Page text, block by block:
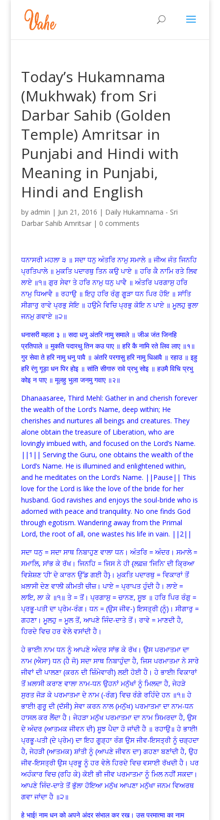
Today’s Hukamnama
(Mukhwak) from Sri
Darbar Sahib (Golden
Temple) Amritsar in
Punjabi and Hindi with
Meaning in Punjabi,
Hindi and English
by admin | Jun 21, 2016 | Daily Hukamnama - Sri
Darbar Sahib Amritsar| 0 comments
ਧਨਾਸਰੀ ਮਹਲਾ ੩ ॥ ਸਦਾ ਧਨੁ ਅੰਤਰਿ ਨਾਮੁ ਸਮਾਲੇ ॥ ਜੀਅ ਜੰਤ ਜਿਨਹਿ
ਪ੍ਰਤਿਪਾਲੇ ॥ ਮੁਕਤਿ ਪਦਾਰਥੁ ਤਿਨ ਕਉ ਪਾਏ ॥ ਹਰਿ ਕੈ ਨਾਮਿ ਰਤੇ ਲਿਵ
ਲਾਏ ॥੧॥ ਗੁਰ ਸੇਵਾ ਤੇ ਹਰਿ ਨਾਮੁ ਧਨੁ ਪਾਵੈ ॥ ਅੰਤਰਿ ਪਰਗਾਸੁ ਹਰਿ
ਨਾਮੁ ਧਿਆਵੈ ॥ ਰਹਾਉ ॥ ਇਹੁ ਹਰਿ ਰੰਗੁ ਗੂੜਾ ਧਨ ਪਿਰ ਹੋਇ ॥ ਸਾਂਤਿ
ਸੀਗਾਰੁ ਰਾਵੇ ਪ੍ਰਭੁ ਸੋਇ ॥ ਹਉਮੈ ਵਿਚਿ ਪ੍ਰਭੁ ਕੋਇ ਨ ਪਾਏ ॥ ਮੂਲਹੁ ਭੁਲਾ
ਜਨਮੁ ਗਵਾਏ ॥੨॥
धनासरी महला ३ ॥ सदा धनु अंतरि नामु समाले ॥ जीअ जंत जिनहि
प्रतिपाले ॥ मुकति पदारथु तिन कउ पाए ॥ हरि कै नामि रते लिव लाए ॥१॥
गुर सेवा ते हरि नामु धनु पावै ॥ अंतरि परगासु हरि नामु धिआवै ॥ रहाउ ॥ इहु
हरि रंगु गूड़ा धन पिर होइ ॥ सांति सीगारु रावे प्रभु सोइ ॥ हउमै विचि प्रभु
कोइ न पाए ॥ मूलहु भुला जनमु गवाए ॥२॥
Dhanaasaree, Third Mehl: Gather in and cherish forever
the wealth of the Lord’s Name, deep within; He
cherishes and nurtures all beings and creatures. They
alone obtain the treasure of Liberation, who are
lovingly imbued with, and focused on the Lord’s Name.
||1|| Serving the Guru, one obtains the wealth of the
Lord’s Name. He is illumined and enlightened within,
and he meditates on the Lord’s Name. ||Pause|| This
love for the Lord is like the love of the bride for her
husband. God ravishes and enjoys the soul-bride who is
adorned with peace and tranquility. No one finds God
through egotism. Wandering away from the Primal
Lord, the root of all, one wastes his life in vain. ||2||
ਸਦਾ ਧਨੁ = ਸਦਾ ਸਾਥ ਨਿਬਾਹੁਣ ਵਾਲਾ ਧਨ। ਅੰਤਰਿ = ਅੰਦਰ। ਸਮਾਲੇ =
ਸਮਾਲਿ, ਸਾਂਭ ਕੇ ਰੱਖ। ਜਿਨਹਿ = ਜਿਸ ਨੇ ਹੀ {ਲਫ਼ਜ਼ ‘ਜਿਨਿ’ ਦੀ ਕ੍ਰਿਆ
ਵਿਸ਼ੇਸ਼ਣ ‘ਹੀ’ ਦੇ ਕਾਰਨ ਉੱਡ ਗਈ ਹੈ}। ਮੁਕਤਿ ਪਦਾਰਥੁ = ਵਿਕਾਰਾਂ ਤੋਂ
ਖ਼ਲਾਸੀ ਦੇਣ ਵਾਲੀ ਕੀਮਤੀ ਚੀਜ਼। ਪਾਏ = ਪ੍ਰਾਪਤ ਹੁੰਦੀ ਹੈ। ਲਾਏ =
ਲਾਇ, ਲਾ ਕੇ ॥੧॥ ਤੇ = ਤੋਂ। ਪ੍ਰਗਾਸੁ = ਚਾਨਣ, ਸੂਝ ॥ ਹਰਿ ਪਿਰ ਰੰਗੁ =
ਪ੍ਰਭੂ-ਪਤੀ ਦਾ ਪ੍ਰੇਮ-ਰੰਗ। ਧਨ = (ਉਸ ਜੀਵ-) ਇਸਤ੍ਰੀ (ਨੂੰ)। ਸੀਗਾਰੁ =
ਗਹਣਾ। ਮੂਲਹੁ = ਮੂਲ ਤੋਂ, ਆਪਣੇ ਜਿੰਦ-ਦਾਤੇ ਤੋਂ। ਰਾਵੇ = ਮਾਣਦੀ ਹੈ,
ਹਿਰਦੇ ਵਿਚ ਹਰ ਵੇਲੇ ਵਸਾਂਦੀ ਹੈ।
ਹੇ ਭਾਈ! ਨਾਮ ਧਨ ਨੂੰ ਆਪਣੇ ਅੰਦਰ ਸਾਂਭ ਕੇ ਰੱਖ। ਉਸ ਪਰਮਾਤਮਾ ਦਾ
ਨਾਮ (ਐਸਾ) ਧਨ (ਹੈ ਜੋ) ਸਦਾ ਸਾਥ ਨਿਬਾਹੁੰਦਾ ਹੈ, ਜਿਸ ਪਰਮਾਤਮਾ ਨੇ ਸਾਰੇ
ਜੀਵਾਂ ਦੀ ਪਾਲਣਾ (ਕਰਨ ਦੀ ਜ਼ਿੰਮੇਵਾਰੀ) ਲਈ ਹੋਈ ਹੈ। ਹੇ ਭਾਈ! ਵਿਕਾਰਾਂ
ਤੋਂ ਖ਼ਲਾਸੀ ਕਰਾਣ ਵਾਲਾ ਨਾਮ-ਧਨ ਉਹਨਾਂ ਮਨੁੱਖਾਂ ਨੂੰ ਮਿਲਦਾ ਹੈ, ਜੇਹੜੇ
ਸੁਰਤ ਜੋੜ ਕੇ ਪਰਮਾਤਮਾ ਦੇ ਨਾਮ (-ਰੰਗ) ਵਿਚ ਰੰਗੇ ਰਹਿੰਦੇ ਹਨ ॥੧॥ ਹੇ
ਭਾਈ! ਗੁਰੂ ਦੀ (ਦੱਸੀ) ਸੇਵਾ ਕਰਨ ਨਾਲ (ਮਨੁੱਖ) ਪਰਮਾਤਮਾ ਦਾ ਨਾਮ-ਧਨ
ਹਾਸਲ ਕਰ ਲੈਂਦਾ ਹੈ। ਜੇਹੜਾ ਮਨੁੱਖ ਪਰਮਾਤਮਾ ਦਾ ਨਾਮ ਸਿਮਰਦਾ ਹੈ, ਉਸ
ਦੇ ਅੰਦਰ (ਆਤਮਕ ਜੀਵਨ ਦੀ) ਸੂਝ ਪੈਦਾ ਹੋ ਜਾਂਦੀ ਹੈ ॥ ਰਹਾਉ॥ ਹੇ ਭਾਈ!
ਪ੍ਰਭੂ-ਪਤੀ (ਦੇ ਪ੍ਰੇਮ) ਦਾ ਇਹ ਗੂੜ੍ਹਾ ਰੰਗ ਉਸ ਜੀਵ-ਇਸਤ੍ਰੀ ਨੂੰ ਚੜ੍ਹਦਾ
ਹੈ, ਜੇਹੜੀ (ਆਤਮਕ) ਸ਼ਾਂਤੀ ਨੂੰ (ਆਪਣੇ ਜੀਵਨ ਦਾ) ਗਹਣਾ ਬਣਾਂਦੀ ਹੈ, ਉਹ
ਜੀਵ-ਇਸਤ੍ਰੀ ਉਸ ਪ੍ਰਭੂ ਨੂੰ ਹਰ ਵੇਲੇ ਹਿਰਦੇ ਵਿਚ ਵਸਾਈ ਰੱਖਦੀ ਹੈ। ਪਰ
ਅਹੰਕਾਰ ਵਿਚ (ਰਹਿ ਕੇ) ਕੋਈ ਭੀ ਜੀਵ ਪਰਮਾਤਮਾ ਨੂੰ ਮਿਲ ਨਹੀਂ ਸਕਦਾ।
ਆਪਣੇ ਜਿੰਦ-ਦਾਤੇ ਤੋਂ ਭੁੱਲਾ ਹੋਇਆ ਮਨੁੱਖ ਆਪਣਾ ਮਨੁੱਖਾ ਜਨਮ ਵਿਅਰਥ
ਗਵਾ ਜਾਂਦਾ ਹੈ ॥੨॥
हे भाई! नाम धन को अपने अंदर संभाल कर रख। उस परमात्मा का नाम